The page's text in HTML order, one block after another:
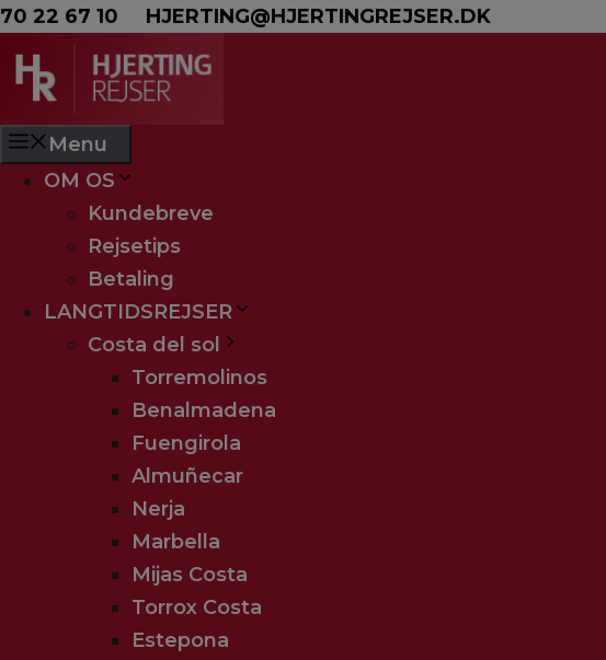
Hop til indhold
70 22 67 10 HJERTING@HJERTINGREJSER.DK
Menu
OM OS
Kundebreve
Rejsetips
Betaling
LANGTIDSREJSER
Costa del sol
Torremolinos
Benalmadena
Fuengirola
Almuñecar
Nerja
Marbella
Mijas Costa
Torrox Costa
Estepona